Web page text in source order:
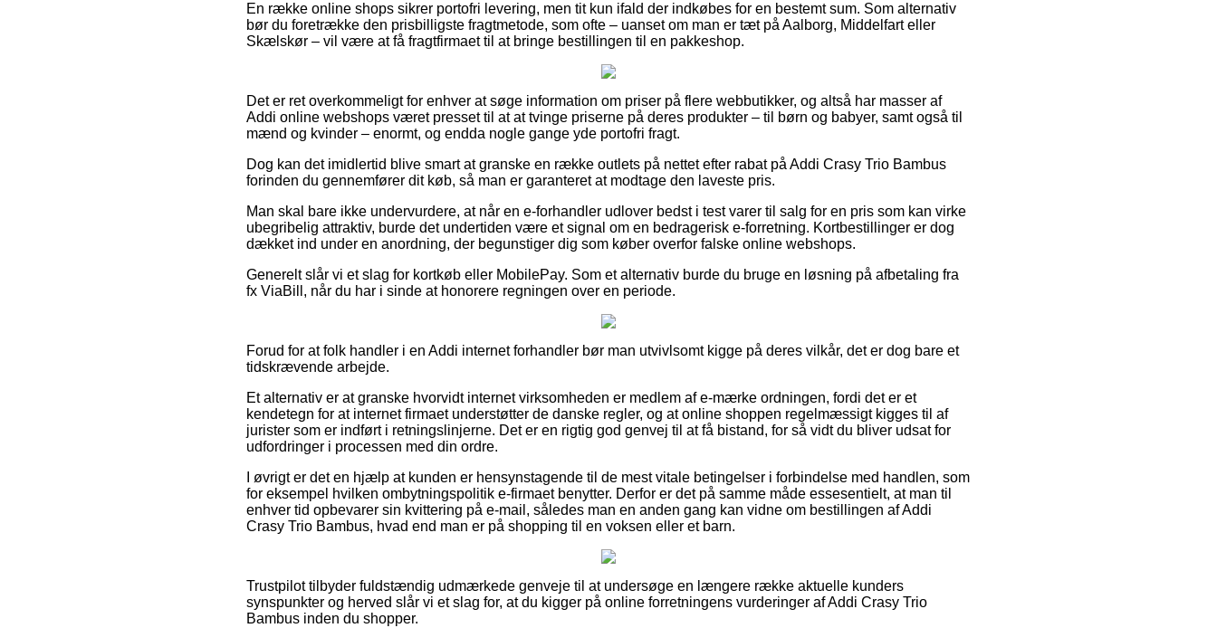
En række online shops sikrer portofri levering, men tit kun ifald der indkøbes for en bestemt sum. Som alternativ
bør du foretrække den prisbilligste fragtmetode, som ofte – uanset om man er tæt på Aalborg, Middelfart eller
Skælskør – vil være at få fragtfirmaet til at bringe bestillingen til en pakkeshop.
Det er ret overkommeligt for enhver at søge information om priser på flere webbutikker, og altså har masser af
Addi online webshops været presset til at at tvinge priserne på deres produkter – til børn og babyer, samt også til
mænd og kvinder – enormt, og endda nogle gange yde portofri fragt.
Dog kan det imidlertid blive smart at granske en række outlets på nettet efter rabat på Addi Crasy Trio Bambus
forinden du gennemfører dit køb, så man er garanteret at modtage den laveste pris.
Man skal bare ikke undervurdere, at når en e-forhandler udlover bedst i test varer til salg for en pris som kan virke
ubegribelig attraktiv, burde det undertiden være et signal om en bedragerisk e-forretning. Kortbestillinger er dog
dækket ind under en anordning, der begunstiger dig som køber overfor falske online webshops.
Generelt slår vi et slag for kortkøb eller MobilePay. Som et alternativ burde du bruge en løsning på afbetaling fra
fx ViaBill, når du har i sinde at honorere regningen over en periode.
Forud for at folk handler i en Addi internet forhandler bør man utvivlsomt kigge på deres vilkår, det er dog bare et
tidskrævende arbejde.
Et alternativ er at granske hvorvidt internet virksomheden er medlem af e-mærke ordningen, fordi det er et
kendetegn for at internet firmaet understøtter de danske regler, og at online shoppen regelmæssigt kigges til af
jurister som er indført i retningslinjerne. Det er en rigtig god genvej til at få bistand, for så vidt du bliver udsat for
udfordringer i processen med din ordre.
I øvrigt er det en hjælp at kunden er hensynstagende til de mest vitale betingelser i forbindelse med handlen, som
for eksempel hvilken ombytningspolitik e-firmaet benytter. Derfor er det på samme måde essesentielt, at man til
enhver tid opbevarer sin kvittering på e-mail, således man en anden gang kan vidne om bestillingen af Addi
Crasy Trio Bambus, hvad end man er på shopping til en voksen eller et barn.
Trustpilot tilbyder fuldstændig udmærkede genveje til at undersøge en længere række aktuelle kunders
synspunkter og herved slår vi et slag for, at du kigger på online forretningens vurderinger af Addi Crasy Trio
Bambus inden du shopper.